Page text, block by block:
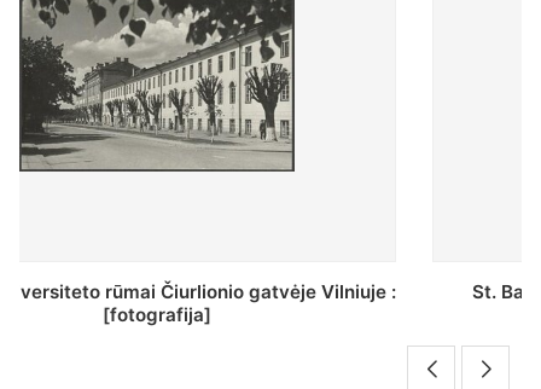
St. Batoro universiteto J. Pilsudskio kolegija :